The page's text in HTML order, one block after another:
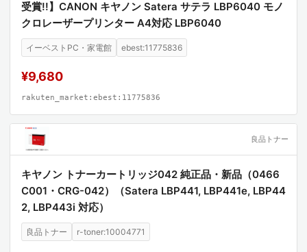
受賞!!】CANON キヤノン Satera サテラ LBP6040 モノ
クロレーザープリンター A4対応 LBP6040
イーベストPC・家電館 ebest:11775836
¥9,680
rakuten_market:ebest:11775836
良品トナー
キヤノン トナーカートリッジ042 純正品・新品（0466
C001・CRG-042）（Satera LBP441, LBP441e, LBP44
2, LBP443i 対応）
良品トナー r-toner:10004771